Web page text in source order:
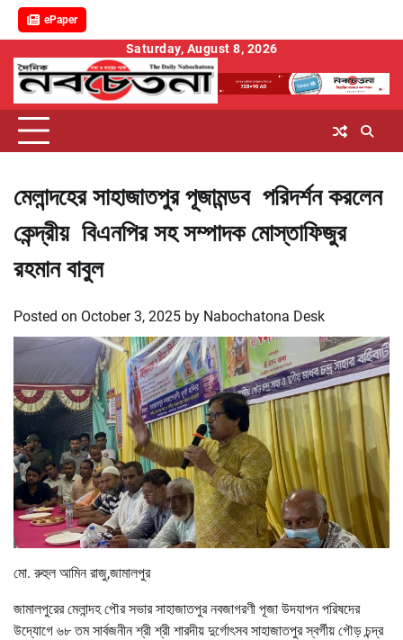
ePaper
content
Saturday, August 8, 2026
মেলান্দহের সাহাজাতপুর পূজামন্ডব পরিদর্শন করলেন
কেন্দ্রীয় বিএনপির সহ সম্পাদক মোস্তাফিজুর
রহমান বাবুল
Posted on October 3, 2025 by Nabochatona Desk
মো. রুহুল আমিন রাজু,জামালপুর
জামালপুরের মেলান্দহ পৌর সভার সাহাজাতপুর নবজাগরণী পূজা উদযাপন পরিষদের
উদ্যোগে ৬৮ তম সার্বজনীন শ্রী শ্রী শারদীয় দুর্গোৎসব সাহাজাতপুর স্বর্গীয় গৌড় চন্দ্র